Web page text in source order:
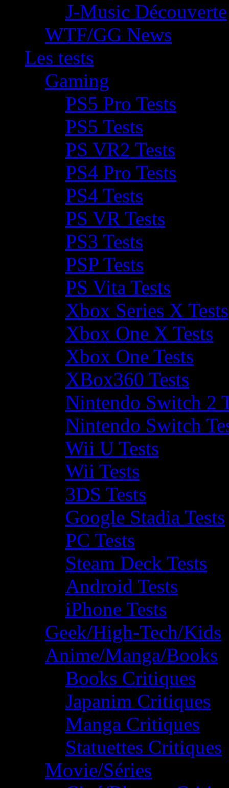
J-Music Découverte
WTF/GG News
Les tests
Gaming
PS5 Pro Tests
PS5 Tests
PS VR2 Tests
PS4 Pro Tests
PS4 Tests
PS VR Tests
PS3 Tests
PSP Tests
PS Vita Tests
Xbox Series X Tests
Xbox One X Tests
Xbox One Tests
XBox360 Tests
Nintendo Switch 2
Nintendo Switch
Wii U Tests
Wii Tests
3DS Tests
Google Stadia Tests
PC Tests
Steam Deck Tests
Android Tests
iPhone Tests
Geek/High-Tech/Kids
Anime/Manga/Books
Books Critiques
Japanim Critiques
Manga Critiques
Statuettes Critiques
Movie/Séries